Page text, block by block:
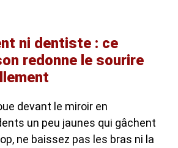
ni dentiste : ce
redonne le sourire
devant le miroir en
un peu jaunes qui gâchent
ne baissez pas les bras ni la